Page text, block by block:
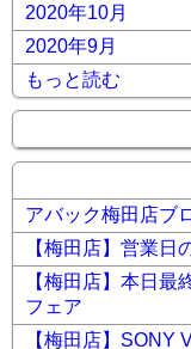
2020年10月
2020年9月
もっと読む
アバック梅田店ブ
【梅田店】営業日
【梅田店】本日
フェア
【梅田店】SONY